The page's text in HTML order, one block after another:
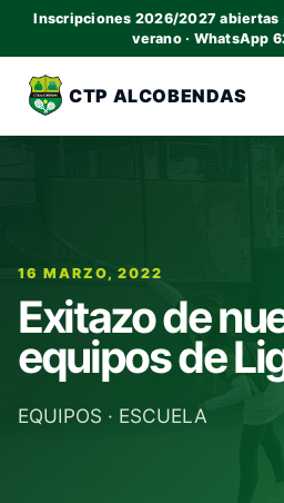
Inscripciones 2026/2027 abiertas
verano · WhatsApp
CTP ALCOBENDAS
16 MARZO, 2022
Exitazo de
equipos de
EQUIPOS · ESCUELA